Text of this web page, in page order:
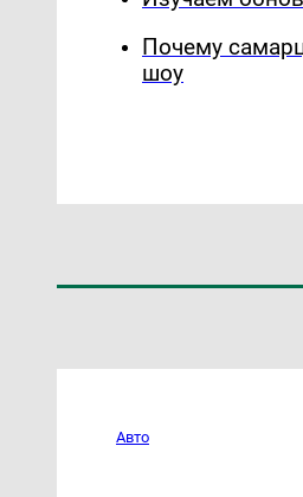
Почему
шоу
Авто